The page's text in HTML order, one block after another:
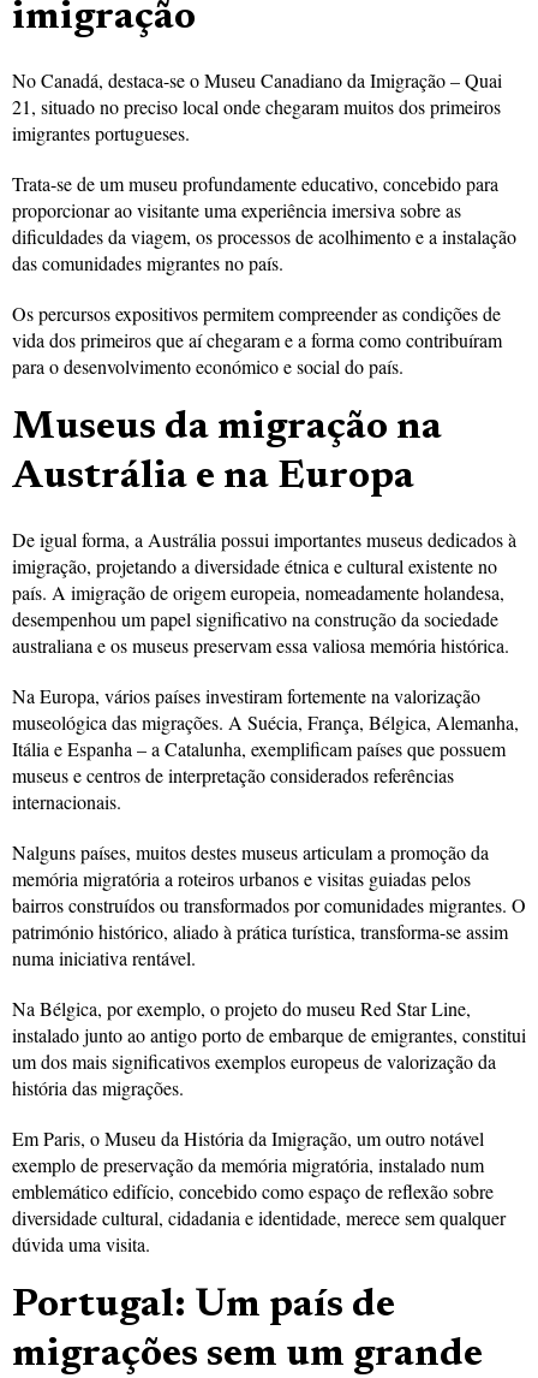
imigração
No Canadá, destaca-se o Museu Canadiano da Imigração – Quai
21, situado no preciso local onde chegaram muitos dos primeiros
imigrantes portugueses.
Trata-se de um museu profundamente educativo, concebido para
proporcionar ao visitante uma experiência imersiva sobre as
dificuldades da viagem, os processos de acolhimento e a instalação
das comunidades migrantes no país.
Os percursos expositivos permitem compreender as condições de
vida dos primeiros que aí chegaram e a forma como contribuíram
para o desenvolvimento económico e social do país.
Museus da migração na
Austrália e na Europa
De igual forma, a Austrália possui importantes museus dedicados à
imigração, projetando a diversidade étnica e cultural existente no
país. A imigração de origem europeia, nomeadamente holandesa,
desempenhou um papel significativo na construção da sociedade
australiana e os museus preservam essa valiosa memória histórica.
Na Europa, vários países investiram fortemente na valorização
museológica das migrações. A Suécia, França, Bélgica, Alemanha,
Itália e Espanha – a Catalunha, exemplificam países que possuem
museus e centros de interpretação considerados referências
internacionais.
Nalguns países, muitos destes museus articulam a promoção da
memória migratória a roteiros urbanos e visitas guiadas pelos
bairros construídos ou transformados por comunidades migrantes. O
património histórico, aliado à prática turística, transforma-se assim
numa iniciativa rentável.
Na Bélgica, por exemplo, o projeto do museu Red Star Line,
instalado junto ao antigo porto de embarque de emigrantes, constitui
um dos mais significativos exemplos europeus de valorização da
história das migrações.
Em Paris, o Museu da História da Imigração, um outro notável
exemplo de preservação da memória migratória, instalado num
emblemático edifício, concebido como espaço de reflexão sobre
diversidade cultural, cidadania e identidade, merece sem qualquer
dúvida uma visita.
Portugal: Um país de
migrações sem um grande